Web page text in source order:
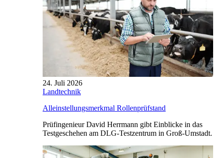
24. Juli 2026
Landtechnik
Alleinstellungsmerkmal Rollenprüfstand
Prüfingenieur David Herrmann gibt Einblicke in das
Testgeschehen am DLG-Testzentrum in Groß-Umstadt.